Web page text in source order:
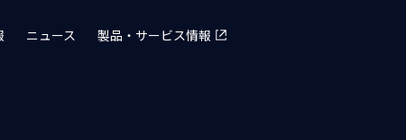
ニュース 製品・サービス情報